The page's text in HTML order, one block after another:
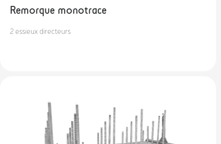
Remorque monotrace
2 essieux directeurs